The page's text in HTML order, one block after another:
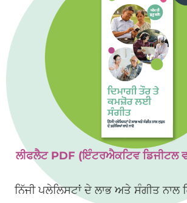
ਲੀਫਲੈਟ PDF (ਇੰਟਰਐਕਟਿਵ ਡਿਜੀਟਲ
ਨਿੱਜੀ ਪਲੇਲਿਸਟਾਂ ਦੇ ਲਾਭ ਅਤੇ ਸੰਗੀਤ ਨਾਲ